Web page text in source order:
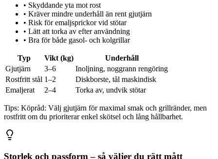
• Skyddande yta mot rost
• Kräver mindre underhåll än rent gjutjärn
• Risk för emaljsprickor vid stötar
• Lätt att torka av efter användning
• Bra för både gasol- och kolgrillar
Typ Vikt (kg)
Underhåll
Gjutjärn
3–6
Inoljning, noggrann rengöring
Rostfritt stål 1–2
Diskborste, tål maskindisk
Emaljerat
2–4 Torka av, undvik stötar
Tips: Köpråd: Välj gjutjärn för maximal smak och grillränder, men
rostfritt om du prioriterar enkel skötsel och lång hållbarhet.
Storlek och passform – så väljer du rätt mått